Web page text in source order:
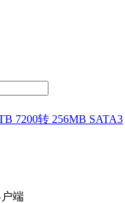
7200转 256MB SATA3
端